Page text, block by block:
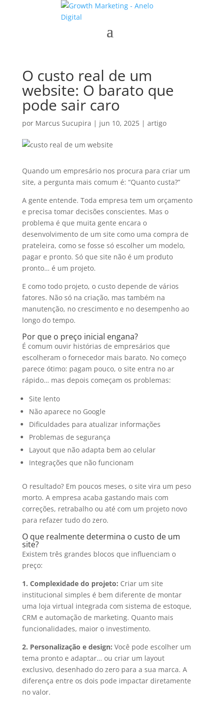
O custo real de um
website: O barato que
pode sair caro
por Marcus Sucupira | jun 10, 2025| artigo
Quando um empresário nos procura para criar um
site, a pergunta mais comum é: “Quanto custa?”
A gente entende. Toda empresa tem um orçamento
e precisa tomar decisões conscientes. Mas o
problema é que muita gente encara o
desenvolvimento de um site como uma compra de
prateleira, como se fosse só escolher um modelo,
pagar e pronto. Só que site não é um produto
pronto… é um projeto.
E como todo projeto, o custo depende de vários
fatores. Não só na criação, mas também na
manutenção, no crescimento e no desempenho ao
longo do tempo.
Por que o preço inicial engana?
É comum ouvir histórias de empresários que
escolheram o fornecedor mais barato. No começo
parece ótimo: pagam pouco, o site entra no ar
rápido… mas depois começam os problemas:
Site lento
Não aparece no Google
Dificuldades para atualizar informações
Problemas de segurança
Layout que não adapta bem ao celular
Integrações que não funcionam
O resultado? Em poucos meses, o site vira um peso
morto. A empresa acaba gastando mais com
correções, retrabalho ou até com um projeto novo
para refazer tudo do zero.
O que realmente determina o custo de um
site?
Existem três grandes blocos que influenciam o
preço:
1. Complexidade do projeto: Criar um site
institucional simples é bem diferente de montar
uma loja virtual integrada com sistema de estoque,
CRM e automação de marketing. Quanto mais
funcionalidades, maior o investimento.
2. Personalização e design: Você pode escolher um
tema pronto e adaptar… ou criar um layout
exclusivo, desenhado do zero para a sua marca. A
diferença entre os dois pode impactar diretamente
no valor.